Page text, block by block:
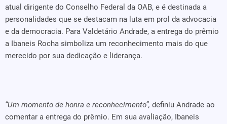
atual dirigente do Conselho Federal da OAB, e é destinada a
personalidades que se destacam na luta em prol da advocacia
e da democracia. Para Valdetário Andrade, a entrega do prêmio
a Ibaneis Rocha simboliza um reconhecimento mais do que
merecido por sua dedicação e liderança.
“Um momento de honra e reconhecimento”, definiu Andrade ao
comentar a entrega do prêmio. Em sua avaliação, Ibaneis